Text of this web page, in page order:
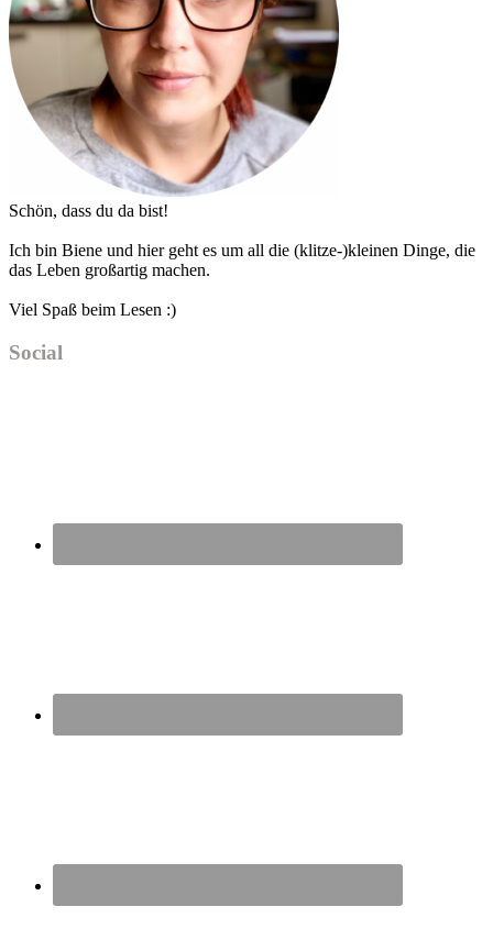
Schön, dass du da bist!
Ich bin Biene und hier geht es um all die (klitze-)kleinen Dinge, die
das Leben großartig machen.
Viel Spaß beim Lesen :)
Social